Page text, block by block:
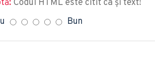
Codul HTML este citit ca şi text!
Bun